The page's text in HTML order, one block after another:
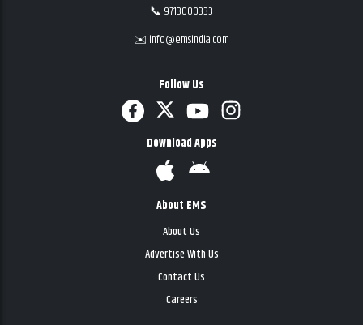
📞 9713000333
✉️ info@emsindia.com
Follow Us
Download Apps
About EMS
About Us
Advertise With Us
Contact Us
Careers